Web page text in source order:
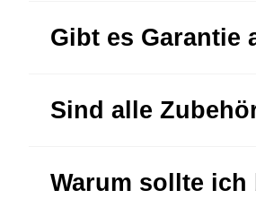
Gibt es Garantie
Sind alle
Warum sollte